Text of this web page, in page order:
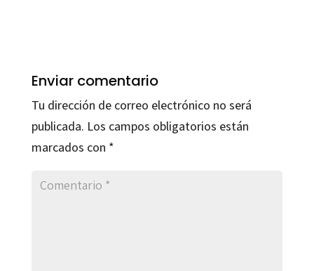
Enviar comentario
Tu dirección de correo electrónico no será
publicada. Los campos obligatorios están
marcados con *